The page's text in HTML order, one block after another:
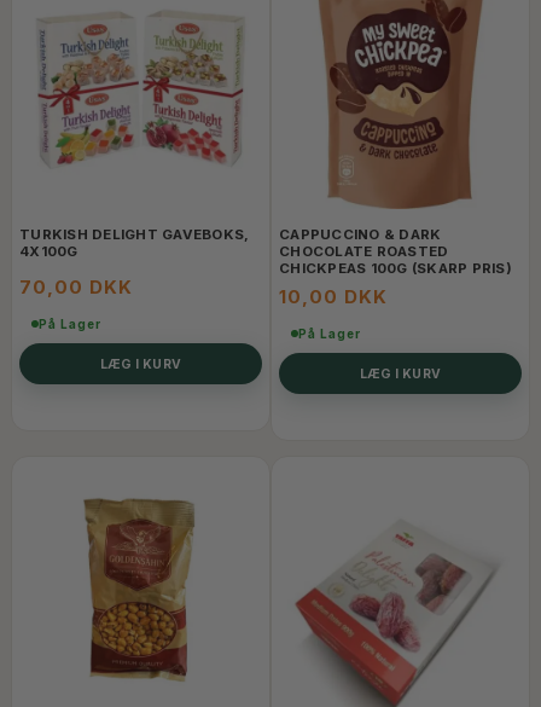
TURKISH DELIGHT GAVEBOKS,
4X100G
70,00 DKK
På Lager
LÆG I KURV
CAPPUCCINO & DARK
CHOCOLATE ROASTED
CHICKPEAS 100G (SKARP PRIS)
10,00 DKK
På Lager
LÆG I KURV